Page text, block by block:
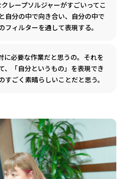
レープソルジャーがすごいってこ
自分の中で向き合い、自分の中で
ィルターを通して表現する。
に必要な作業だと思うの。それを
、「自分というもの」を表現でき
ごく素晴らしいことだと思う。